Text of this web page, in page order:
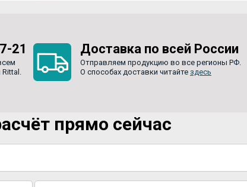
21 Доставка по всей России
Отправляем продукцию во все регионы РФ.
О способах доставки читайте здесь
прямо сейчас